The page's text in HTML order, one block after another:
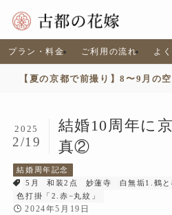
プラン・料金 ご利用の流れ よ
【夏の京都で前撮り】8〜9月の
結婚10周年に
真②
2025
2/19
結婚周年記念
5月
和装2点 妙蓮寺 白無垢1.鶴と
色打掛「2.赤−丸紋」
2024年5月19日